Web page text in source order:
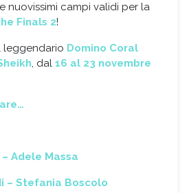
nuovissimi campi validi per la
Finals 2!
leggendario Domino Coral
, dal 16 al 23 novembre
Adele Massa
– Stefania Boscolo